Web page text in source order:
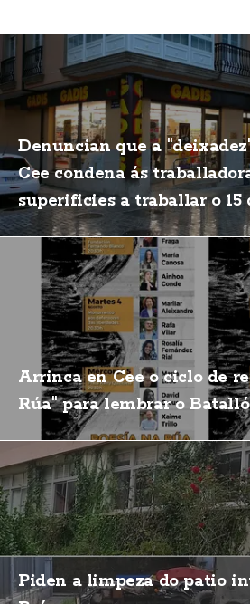
Denuncian que a
Cee condena ás
superificies a traballar o 15
Arrinca en Cee o ciclo de
Rúa" para lembrar o
Piden a limpeza do patio